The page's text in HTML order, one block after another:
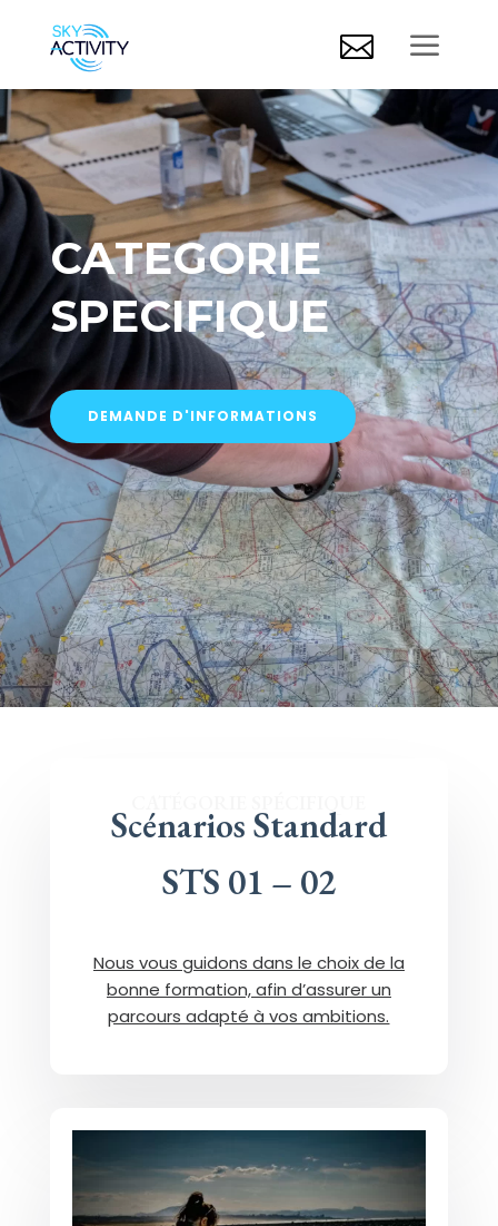
 a
CATEGORIE
SPECIFIQUE
DEMANDE D'INFORMATIONS
Scénarios Standard
STS 01 – 02
Nous vous guidons dans le choix de la
bonne formation, afin d’assurer un
parcours adapté à vos ambitions.